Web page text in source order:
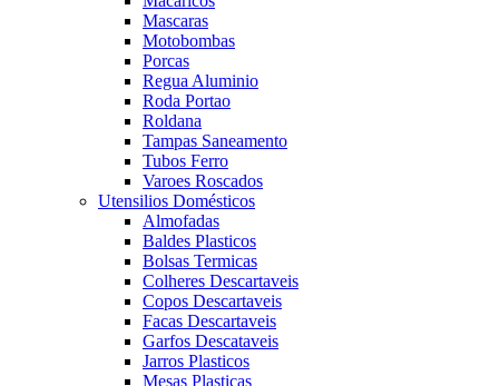
Mascaras
Motobombas
Porcas
Regua Aluminio
Roda Portao
Roldana
Tampas Saneamento
Tubos Ferro
Varoes Roscados
Utensilios Domésticos
Almofadas
Baldes Plasticos
Bolsas Termicas
Colheres Descartaveis
Copos Descartaveis
Facas Descartaveis
Garfos Descataveis
Jarros Plasticos
Mesas Plasticas